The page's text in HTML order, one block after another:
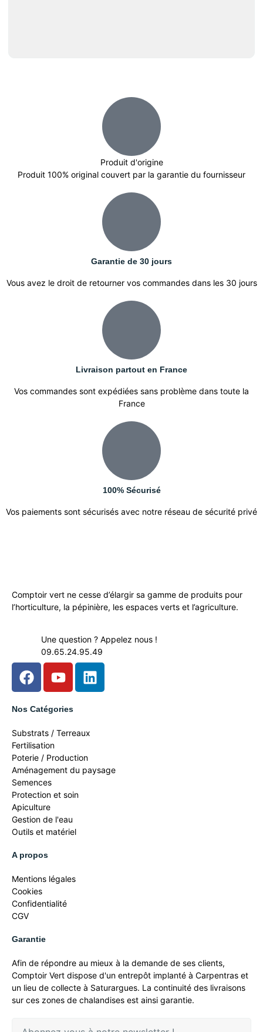
Produit d'origine
Produit 100% original couvert par la garantie du fournisseur
Garantie de 30 jours
Vous avez le droit de retourner vos commandes dans les 30 jours
Livraison partout en France
Vos commandes sont expédiées sans problème dans toute la
France
100% Sécurisé
Vos paiements sont sécurisés avec notre réseau de sécurité privé
Comptoir vert ne cesse d’élargir sa gamme de produits pour
l’horticulture, la pépinière, les espaces verts et l’agriculture.
Une question ? Appelez nous !
09.65.24.95.49
Nos Catégories
Substrats / Terreaux
Fertilisation
Poterie / Production
Aménagement du paysage
Semences
Protection et soin
Apiculture
Gestion de l'eau
Outils et matériel
A propos
Mentions légales
Cookies
Confidentialité
CGV
Garantie
Afin de répondre au mieux à la demande de ses clients,
Comptoir Vert dispose d'un entrepôt implanté à Carpentras et
un lieu de collecte à Saturargues. La continuité des livraisons
sur ces zones de chalandises est ainsi garantie.